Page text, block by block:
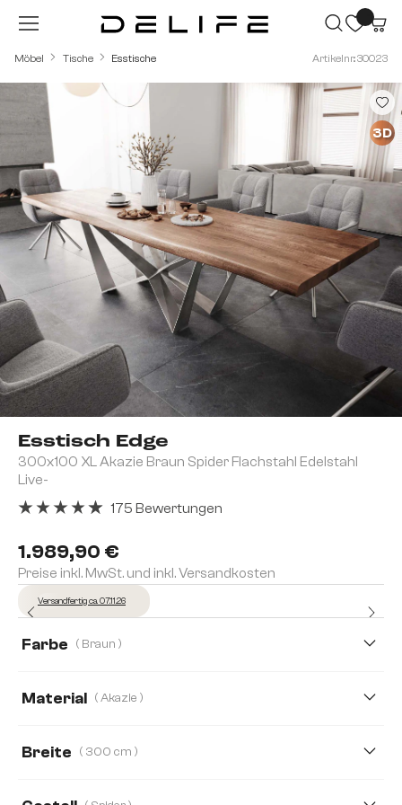
Zum Hauptinhalt springen
Möbel Tische Esstische Artikelnr.: 30023
Esstisch Edge
300x100 XL Akazie Braun Spider Flachstahl Edelstahl
Live-
1.989,90 €
Preise inkl. MwSt. und inkl. Versandkosten
175 Bewertungen
Versandfertig ca. 07.11.26
Farbe ( Braun )
Material ( Akazie )
Breite ( 300 cm )
Bildergalerie überspringen
3D